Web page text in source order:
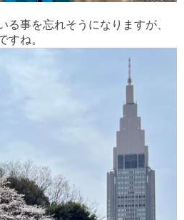
る事を忘れそうになりますが、
すね。